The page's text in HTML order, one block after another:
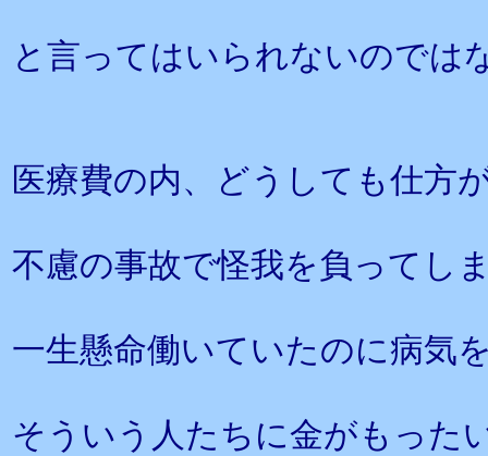
と言ってはいられないのでは
医療費の内、どうしても仕方
不慮の事故で怪我を負ってし
一生懸命働いていたのに病気
そういう人たちに金がもった